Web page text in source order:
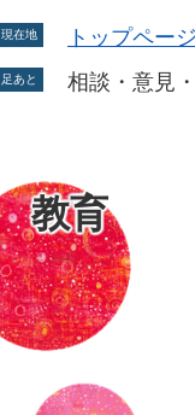
現在地 トップページ
足あと 相談・意見
教育